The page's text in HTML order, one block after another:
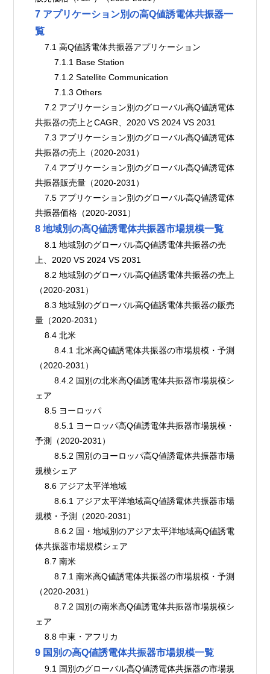
7 アプリケーション別の高Q値誘電体共振器一
覧
    7.1 高Q値誘電体共振器アプリケーション
        7.1.1 Base Station
        7.1.2 Satellite Communication
        7.1.3 Others
    7.2 アプリケーション別のグローバル高Q値誘電体
共振器の売上とCAGR、2020 VS 2024 VS 2031
    7.3 アプリケーション別のグローバル高Q値誘電体
共振器の売上（2020-2031）
    7.4 アプリケーション別のグローバル高Q値誘電体
共振器販売量（2020-2031）
    7.5 アプリケーション別のグローバル高Q値誘電体
共振器価格（2020-2031）
8 地域別の高Q値誘電体共振器市場規模一覧
    8.1 地域別のグローバル高Q値誘電体共振器の売
上、2020 VS 2024 VS 2031
    8.2 地域別のグローバル高Q値誘電体共振器の売上
（2020-2031）
    8.3 地域別のグローバル高Q値誘電体共振器の販売
量（2020-2031）
    8.4 北米
        8.4.1 北米高Q値誘電体共振器の市場規模・予測
（2020-2031）
        8.4.2 国別の北米高Q値誘電体共振器市場規模シ
ェア
    8.5 ヨーロッパ
        8.5.1 ヨーロッパ高Q値誘電体共振器市場規模・
予測（2020-2031）
        8.5.2 国別のヨーロッパ高Q値誘電体共振器市場
規模シェア
    8.6 アジア太平洋地域
        8.6.1 アジア太平洋地域高Q値誘電体共振器市場
規模・予測（2020-2031）
        8.6.2 国・地域別のアジア太平洋地域高Q値誘電
体共振器市場規模シェア
    8.7 南米
        8.7.1 南米高Q値誘電体共振器の市場規模・予測
（2020-2031）
        8.7.2 国別の南米高Q値誘電体共振器市場規模シ
ェア
    8.8 中東・アフリカ
9 国別の高Q値誘電体共振器市場規模一覧
    9.1 国別のグローバル高Q値誘電体共振器の市場規